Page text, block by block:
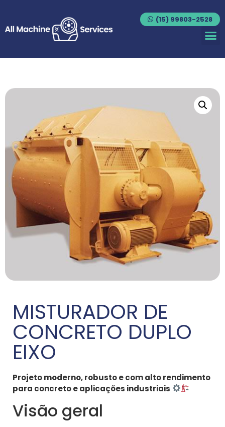
(15) 99803-2528
MISTURADOR DE
CONCRETO DUPLO
EIXO
Projeto moderno, robusto e com alto rendimento
para concreto e aplicações industriais
Visão geral